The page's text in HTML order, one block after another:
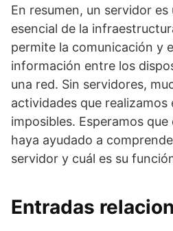
En resumen, un servidor
esencial de la
permite la comunicación y
información entre los
una red. Sin servidores,
actividades que realizamos
imposibles. Esperamos
haya ayudado a
servidor y cuál es su
Entradas